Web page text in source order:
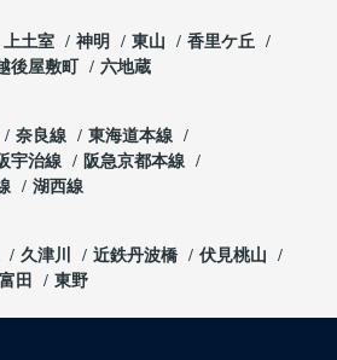
上土室 神明 東山
香里ケ丘
後屋敷町 六地蔵
奈良線
東海道本線
宇治線
阪急京都本線
湖西線
久津川 近鉄丹波橋
伏見桃山
田 東野